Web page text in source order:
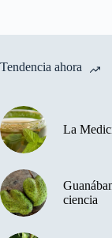
Tendencia ahora
La
ciencia